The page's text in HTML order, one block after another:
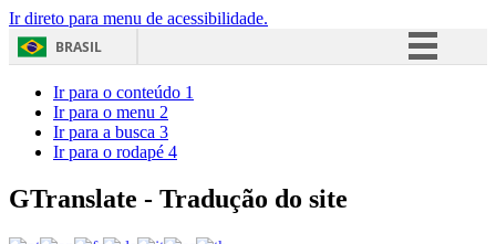
Ir direto para menu de acessibilidade.
BRASIL
Acesso à informação
Ir para o conteúdo 1
Ir para o menu 2
Ir para a busca 3
Ir para o rodapé 4
GTranslate - Tradução do site